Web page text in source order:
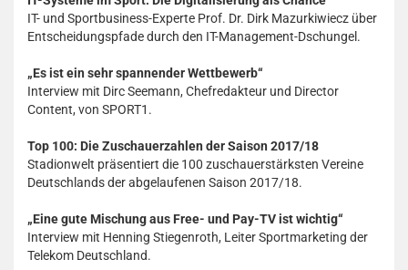
IT- und Sportbusiness-Experte Prof. Dr. Dirk Mazurkiwiecz über
Entscheidungspfade durch den IT-Management-Dschungel.
„Es ist ein sehr spannender Wettbewerb“
Interview mit Dirc Seemann, Chefredakteur und Director
Content, von SPORT1.
Top 100: Die Zuschauerzahlen der Saison 2017/18
Stadionwelt präsentiert die 100 zuschauerstärksten Vereine
Deutschlands der abgelaufenen Saison 2017/18.
„Eine gute Mischung aus Free- und Pay-TV ist wichtig“
Interview mit Henning Stiegenroth, Leiter Sportmarketing der
Telekom Deutschland.